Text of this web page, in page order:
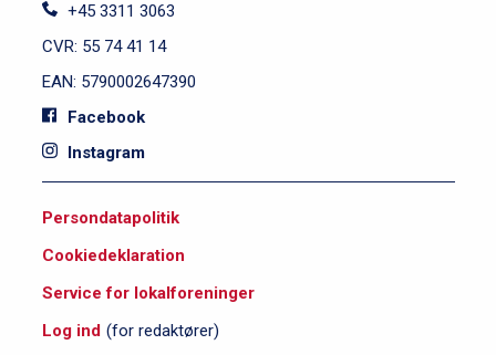
+45 3311 3063
CVR: 55 74 41 14
EAN: 5790002647390
Facebook
Instagram
i
d
e
f
Persondatapolitik
Cookiedeklaration
Service for lokalforeninger
Log ind (for redaktører)